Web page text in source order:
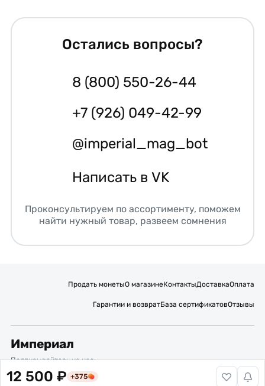
12 500 ₽ +375
Остались вопросы?
8 (800) 550-26-44
+7 (926) 049-42-99
@imperial_mag_bot
Написать в VK
Проконсультируем по ассортименту, поможем
найти нужный товар, развеем сомнения
Продать монетыО магазинеКонтактыДоставкаОплата
Гарантии и возвратБаза сертификатовОтзывы
Империал
Подписывайтесь на нас:
Вакансии